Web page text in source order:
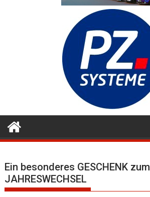
Ein besonderes GESCHENK zum
JAHRESWECHSEL